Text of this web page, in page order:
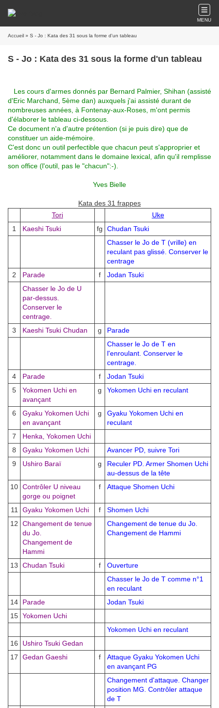
MENU
Accueil » S - Jo : Kata des 31 sous la forme d'un tableau
S - Jo : Kata des 31 sous la forme d'un tableau
Les cours d'armes donnés par Bernard Palmier, Shihan (assisté
d'Eric Marchand, 5ème dan) auxquels j'ai assisté durant de
nombreuses années, à Fontenay-aux-Roses, m'ont permis
d'élaborer le tableau ci-dessous.
Ce document n'a d'autre prétention (si je puis dire) que de
constituer un aide-mémoire.
C'est donc un outil perfectible que chacun peut s'approprier et
améliorer, notamment dans le domaine lexical, afin qu'il remplisse
son office (l'outil, pas le "chacun":-).
Yves Bielle
Kata des 31 frappes
Tori
Uke
1
Kaeshi Tsuki fg
Chudan Tsuki
Chasser le Jo de T (vrille) en
reculant pas glissé. Conserver le
centrage
2
Parade f
Jodan Tsuki
Chasser le Jo de U
par-dessus.
Conserver le
centrage.
3
Kaeshi Tsuki Chudan g
Parade
Chasser le Jo de T en
l'enroulant. Conserver le
centrage.
4
Parade f
Jodan Tsuki
5
Yokomen Uchi en
avançant
g Yokomen Uchi en reculant
6
Gyaku Yokomen Uchi
en avançant
g
Gyaku Yokomen Uchi en
reculant
7
Henka, Yokomen Uchi
8
Gyaku Yokomen Uchi
Avancer PD, suivre Tori
9
Ushiro Baraï g
Reculer PD. Armer Shomen Uchi
au-dessus de la tête
10 Contrôler U niveau
gorge ou poignet
f Attaque Shomen Uchi
11 Gyaku Yokomen Uchi f
Shomen Uchi
12
Changement de tenue
du Jo.
Changement de
Hammi
Changement de tenue du Jo.
Changement de Hammi
13 Chudan Tsuki f
Ouverture
Chasser le Jo de T comme n°1
en reculant
14
Parade
Jodan Tsuki
15 Yokomen Uchi
Yokomen Uchi en reculant
16
Ushiro Tsuki Gedan
17
Gedan Gaeshi f
Attaque Gyaku Yokomen Uchi
en avançant PG
Changement d'attaque. Changer
position MG. Contrôler attaque
de T